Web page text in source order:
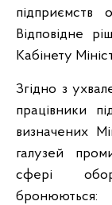
підприємств
Відповідне
Кабінету
Згідно з
працівники
визначених
галузей
сфері
бронюються: